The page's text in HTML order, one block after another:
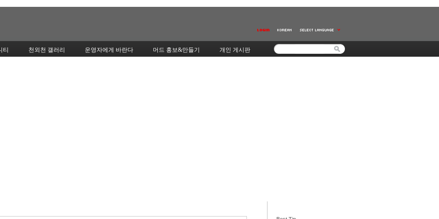
티 천외천 갤러리 운영자에게 바란다 머드 홍보&만들기 개인 게시판